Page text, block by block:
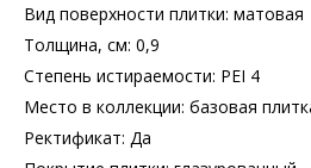
Вид поверхности плитки: матовая
Толщина, см: 0,9
Степень истираемости: PEI 4
Место в коллекции: базовая
Ректификат: Да